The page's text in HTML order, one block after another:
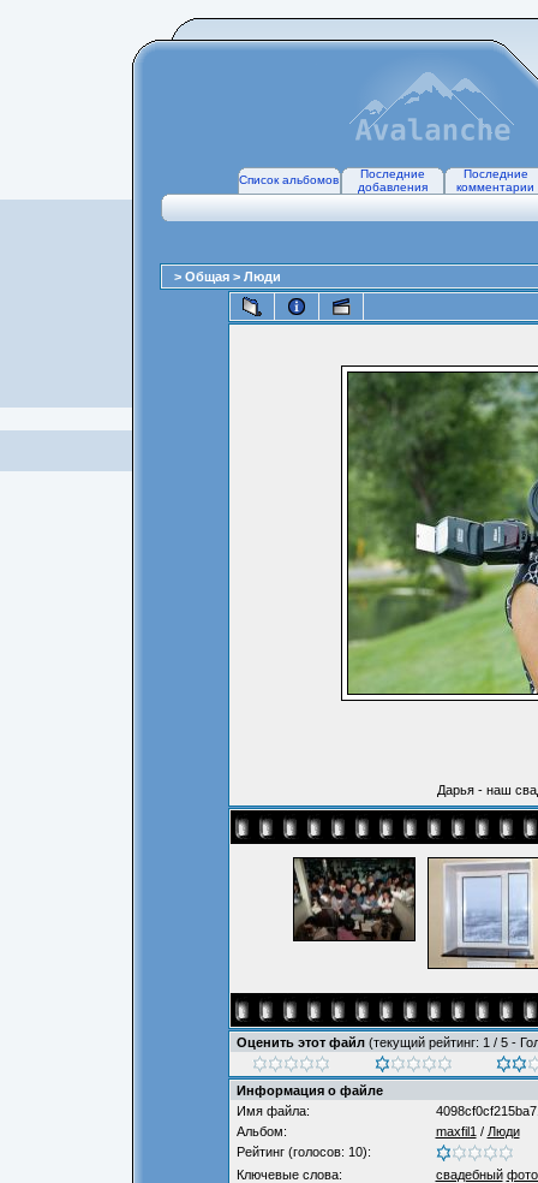
Список альбомов
Последние
добавления
Последние
комментарии
> Общая > Люди
Дарья - наш
Оценить этот файл (текущий рейтинг: 1 / 5 -
Информация о файле
Имя файла:
Альбом:
maxfil1 / Люди
Рейтинг (голосов: 10):
Ключевые слова:
свадебный